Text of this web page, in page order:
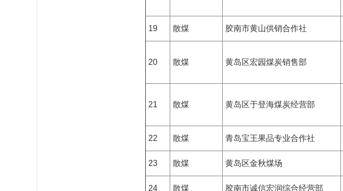
19 散煤 胶南市黄山供销合作社
20 散煤 黄岛区宏园煤炭销售部
21 散煤 黄岛区于登海煤炭经营部
22 散煤 青岛宝王果品专业合作社
23 散煤 黄岛区金秋煤场
24 散煤 胶南市诚信宏润综合经营部